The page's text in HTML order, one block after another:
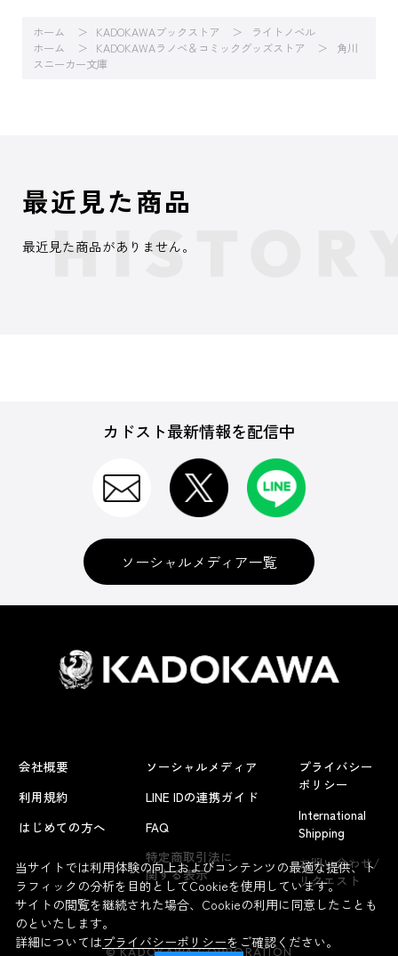
ホーム KADOKAWAブックストア
ライトノベル
ホーム
KADOKAWAラノベ＆コミックグッズストア
角川
スニーカー文庫
よくあるお問い合わせ
最近見た商品
最近見た商品がありません。
カドスト最新情報を配信中
ソーシャルメディア一覧
会社概要
利用規約
はじめての方へ
ソーシャルメディア
LINE IDの連携ガイド
FAQ
特定商取引法に
関する表示
プライバシー
ポリシー
International
Shipping
お問い合わせ/
リクエスト
© KADOKAWA CORPORATION
当サイトでは利用体験の向上およびコンテンツの最適な提供、ト
ラフィックの分析を目的としてCookieを使用しています。
サイトの閲覧を継続された場合、Cookieの利用に同意したことも
のといたします。
詳細についてはプライバシーポリシーをご確認ください。